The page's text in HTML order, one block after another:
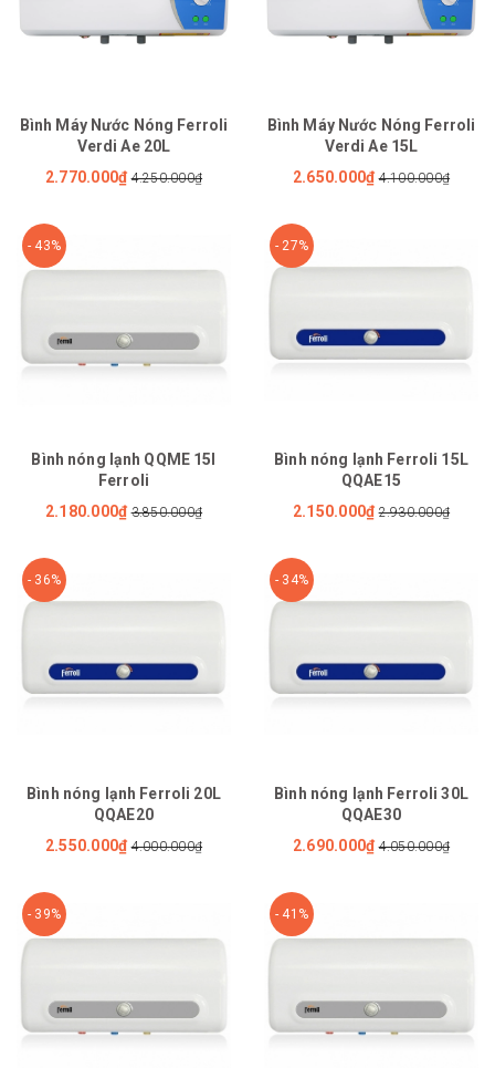
Bình Máy Nước Nóng Ferroli
Verdi Ae 20L
2.770.000₫ 4.250.000₫
Bình Máy Nước Nóng Ferroli
Verdi Ae 15L
2.650.000₫ 4.100.000₫
- 43%
Bình nóng lạnh QQME 15l
Ferroli
2.180.000₫ 3.850.000₫
- 27%
Bình nóng lạnh Ferroli 15L
QQAE15
2.150.000₫ 2.930.000₫
- 36%
Bình nóng lạnh Ferroli 20L
QQAE20
2.550.000₫ 4.000.000₫
- 34%
Bình nóng lạnh Ferroli 30L
QQAE30
2.690.000₫ 4.050.000₫
- 39% - 41%